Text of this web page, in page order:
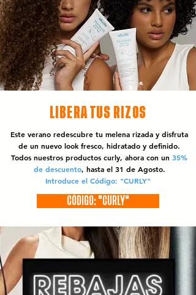
LIBERA TUS RIZOS
Este verano redescubre tu melena rizada y disfruta
de un nuevo look fresco, hidratado y definido.
Todos nuestros productos curly, ahora con un 35%
de descuento, hasta el 31 de Agosto.
Introduce el Código: "CURLY"
CÓDIGO: "CURLY"